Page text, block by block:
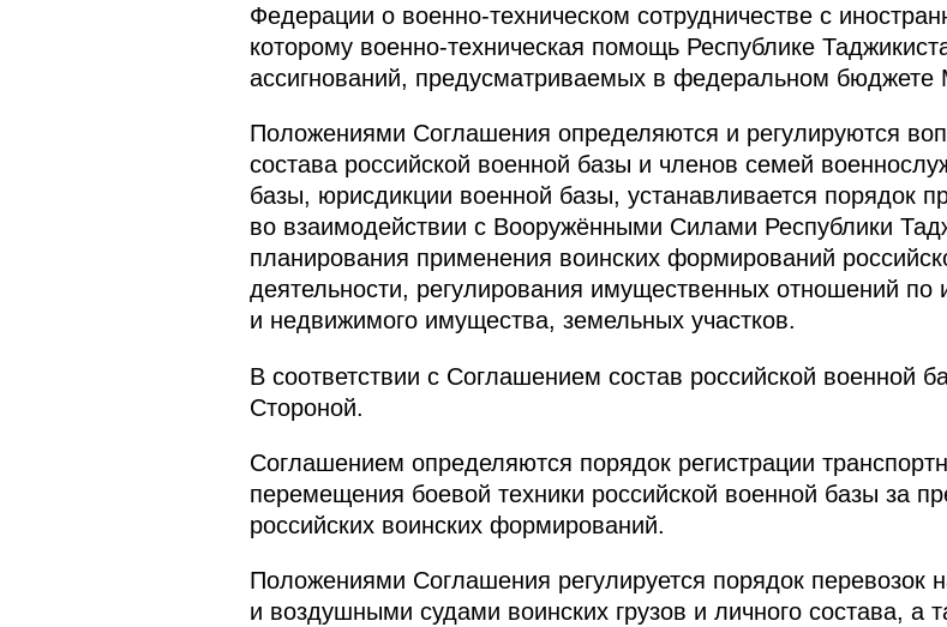
Федерации о военно-техническом сотрудничестве с
которому военно-техническая помощь Республике
ассигнований, предусматриваемых в федеральном бюджете
Положениями Соглашения определяются и регулируются
состава российской военной базы и членов семей
базы, юрисдикции военной базы, устанавливается порядок
во взаимодействии с Вооружёнными Силами Республики
планирования применения воинских формирований
деятельности, регулирования имущественных отношений по
и недвижимого имущества, земельных участков.
В соответствии с Соглашением состав российской военной
Стороной.
Соглашением определяются порядок регистрации
перемещения боевой техники российской военной базы за
российских воинских формирований.
Положениями Соглашения регулируется порядок перевозок
и воздушными судами воинских грузов и личного состава, а